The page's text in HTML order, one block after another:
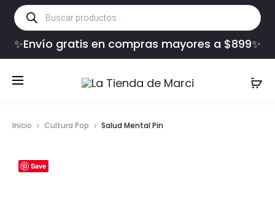
Búsqueda
de
productos
✨Envío gratis en compras mayores a $899✨
Inicio Cultura Pop Salud Mental Pin
Save